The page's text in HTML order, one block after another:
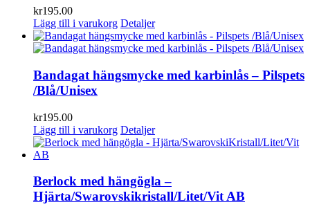
kr195.00
Lägg till i varukorg Detaljer
Bandagat hängsmycke med karbinlås – Pilspets
/Blå/Unisex
kr195.00
Lägg till i varukorg Detaljer
Berlock med hängögla –
Hjärta/Swarovskikristall/Litet/Vit AB